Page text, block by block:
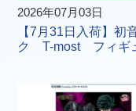
2026年07月03日
【7月31日入荷】初
ク T-most フィギ